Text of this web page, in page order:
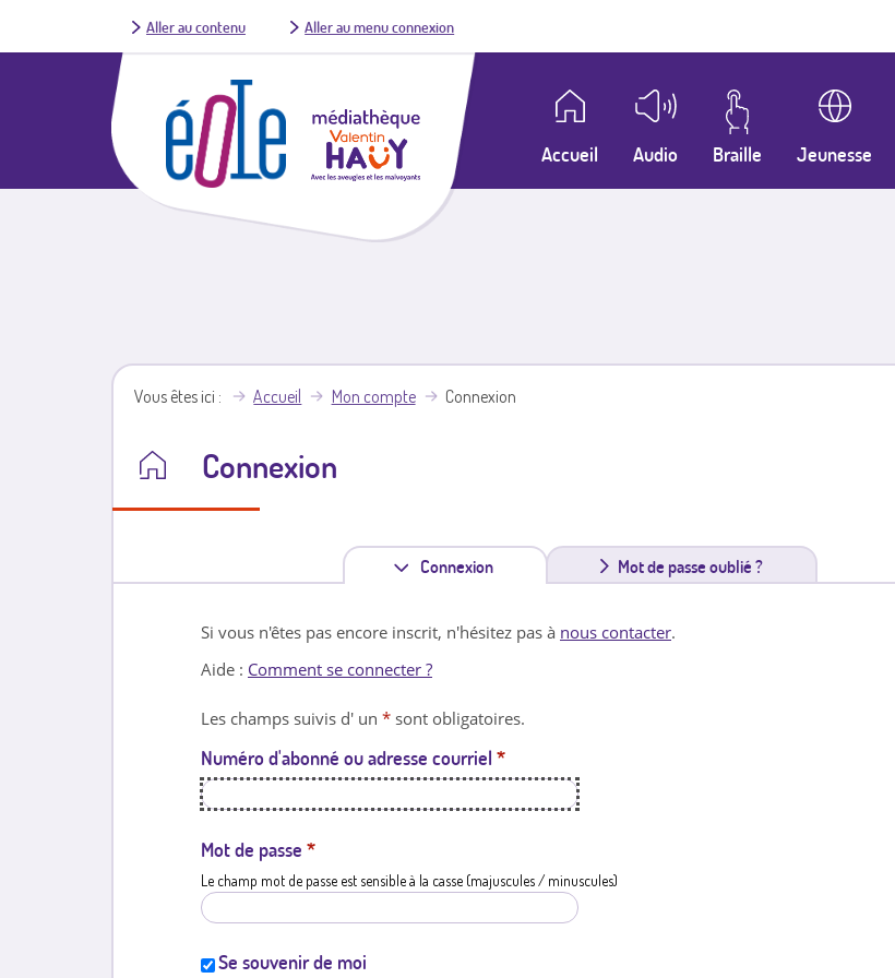
Aller au contenu Aller au menu connexion
Accueil Audio Braille Jeunesse
Vous êtes ici Accueil Mon compte Connexion
Connexion
Connexion
n
l
e
Mot de passe oublié ?
Si vous n'êtes pas encore inscrit, n'hésitez pas à nous contacter.
Aide : Comment se connecter ?
Les champs suivis d' un * sont obligatoires.
Numéro d'abonné ou adresse courriel *
Mot de passe *
Le champ mot de passe est sensible à la casse (majuscules / minuscules)
Se souvenir de moi